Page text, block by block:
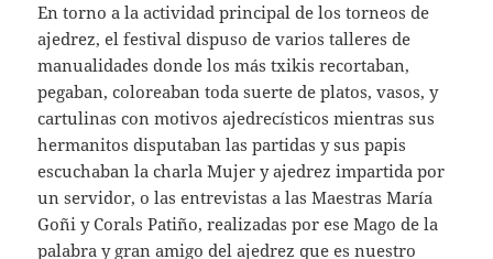
En torno a la actividad principal de los torneos de
ajedrez, el festival dispuso de varios talleres de
manualidades donde los más txikis recortaban,
pegaban, coloreaban toda suerte de platos, vasos, y
cartulinas con motivos ajedrecísticos mientras sus
hermanitos disputaban las partidas y sus papis
escuchaban la charla Mujer y ajedrez impartida por
un servidor, o las entrevistas a las Maestras María
Goñi y Corals Patiño, realizadas por ese Mago de la
palabra y gran amigo del ajedrez que es nuestro